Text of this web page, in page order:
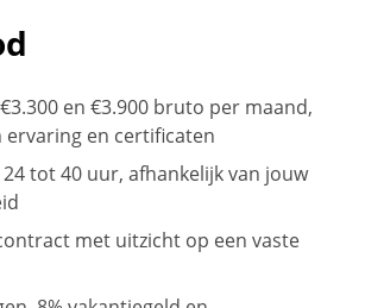
en €3.900 bruto per maand,
ervaring en certificaten
tot 40 uur, afhankelijk van jouw
met uitzicht op een vaste